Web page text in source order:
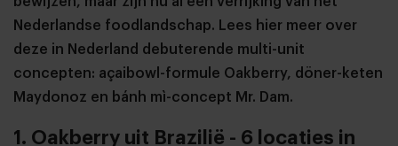
Nederlandse foodlandschap. Lees hier meer over
deze in Nederland debuterende multi-unit
concepten: açaibowl-formule Oakberry, döner-keten
Maydonoz en bánh mì-concept Mr. Dam.
1. Oakberry uit Brazilië - 6 locaties in